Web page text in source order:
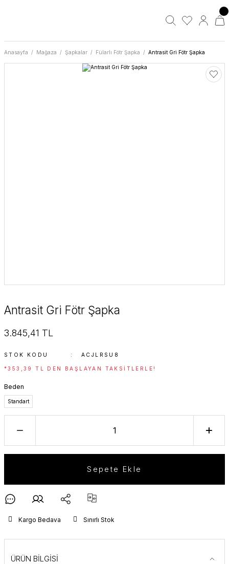
Anasayfa Mağaza Şapkalar Fülarlı Fötr Şapka Antrasit Gri Fötr Şapka
Antrasit Gri Fötr Şapka
3.845,41 TL
STOK KODU ACJLRSU8
*353,39 TL DEN BAŞLAYAN TAKSITLERLE!
Beden
Standart
Sepete Ekle
Kargo Bedava Sınırlı Stok
ÜRÜN BİLGİSİ